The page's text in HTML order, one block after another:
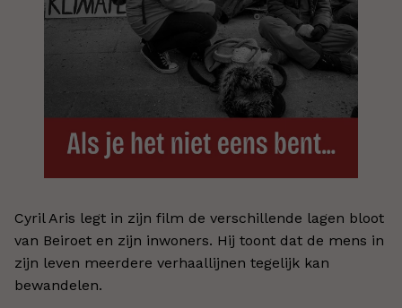
Cyril Aris legt in zijn film de verschillende lagen bloot
van Beiroet en zijn inwoners. Hij toont dat de mens in
zijn leven meerdere verhaallijnen tegelijk kan
bewandelen.